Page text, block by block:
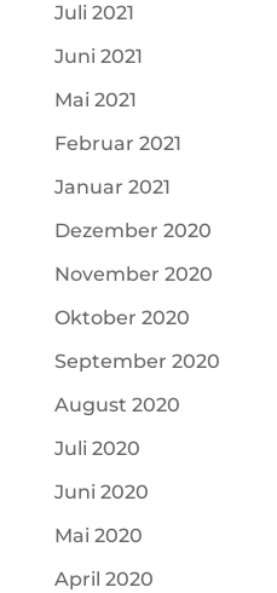
Juli 2021
Juni 2021
Mai 2021
Februar 2021
Januar 2021
Dezember 2020
November 2020
Oktober 2020
September 2020
August 2020
Juli 2020
Juni 2020
Mai 2020
April 2020